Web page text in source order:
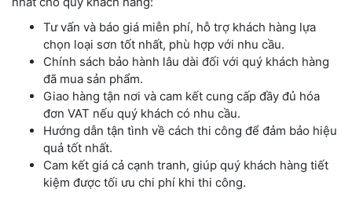
Tư vấn và báo giá miễn phí, hỗ trợ khách hàng lựa
chọn loại sơn tốt nhất, phù hợp với nhu cầu.
Chính sách bảo hành lâu dài đối với quý khách hàng
đã mua sản phẩm.
Giao hàng tận nơi và cam kết cung cấp đầy đủ hóa
đơn VAT nếu quý khách có nhu cầu.
Hướng dẫn tận tình về cách thi công để đảm bảo hiệu
quả tốt nhất.
Cam kết giá cả cạnh tranh, giúp quý khách hàng tiết
kiệm được tối ưu chi phí khi thi công.